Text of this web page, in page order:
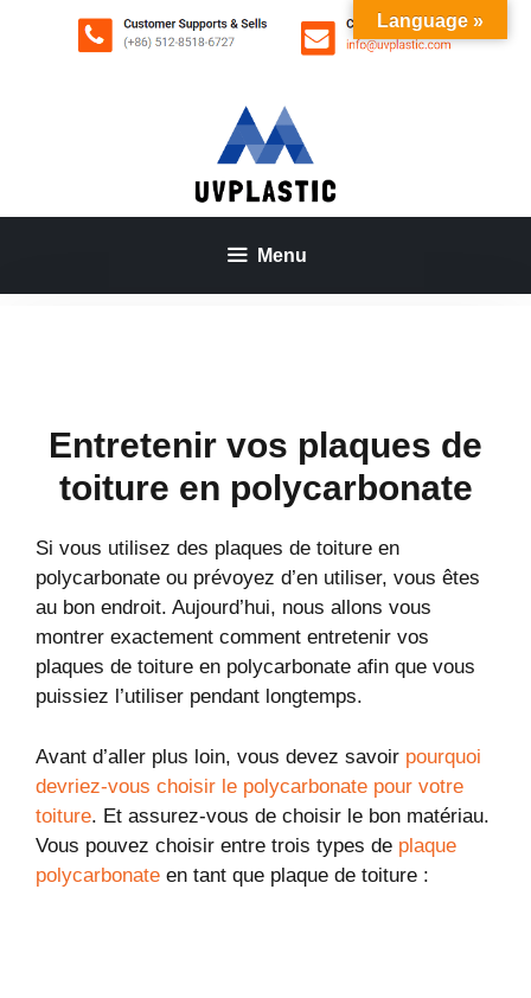
Menu
Entretenir vos plaques de
toiture en polycarbonate
Si vous utilisez des plaques de toiture en
polycarbonate ou prévoyez d’en utiliser, vous êtes
au bon endroit. Aujourd’hui, nous allons vous
montrer exactement comment entretenir vos
plaques de toiture en polycarbonate afin que vous
puissiez l’utiliser pendant longtemps.
Avant d’aller plus loin, vous devez savoir pourquoi
devriez-vous choisir le polycarbonate pour votre
toiture. Et assurez-vous de choisir le bon matériau.
Vous pouvez choisir entre trois types de plaque
polycarbonate en tant que plaque de toiture :
Language »